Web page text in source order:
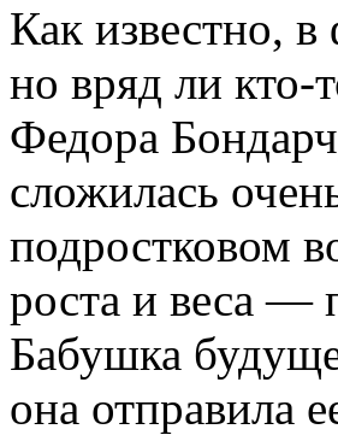
Как известно,
но вряд ли кто-
Федора
сложилась
подростковом
роста и веса —
Бабушка
она отправила